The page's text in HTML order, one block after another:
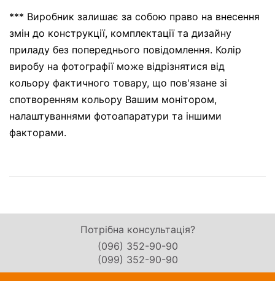
*** Виробник залишає за собою право на внесення
змін до конструкції, комплектації та дизайну
приладу без попереднього повідомлення. Колір
виробу на фотографії може відрізнятися від
кольору фактичного товару, що пов'язане зі
спотворенням кольору Вашим монітором,
налаштуваннями фотоапаратури та іншими
факторами.
Потрібна консультація?
(096) 352-90-90
(099) 352-90-90